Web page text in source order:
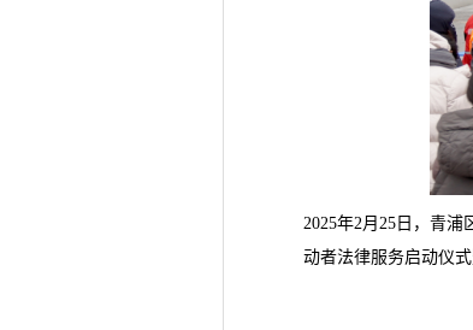
2025年2月25日，青
动者法律服务启动仪